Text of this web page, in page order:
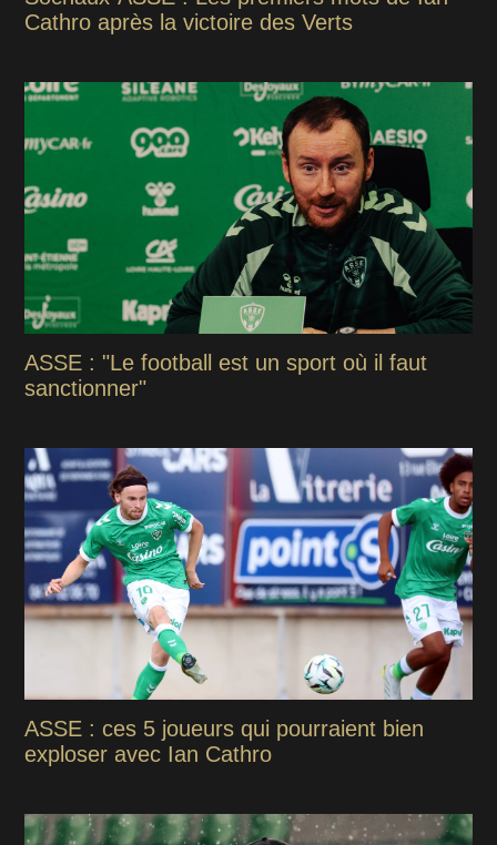
Cathro après la victoire des Verts
ASSE : "Le football est un sport où il faut
sanctionner"
ASSE : ces 5 joueurs qui pourraient bien
exploser avec Ian Cathro